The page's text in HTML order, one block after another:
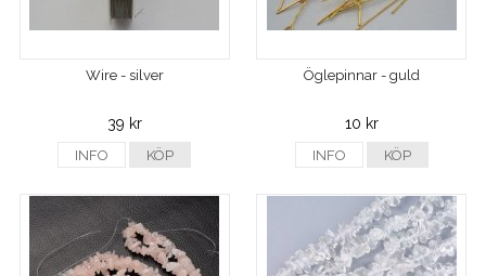
Wire - silver
39 kr
INFO KÖP
Öglepinnar - guld
10 kr
INFO KÖP